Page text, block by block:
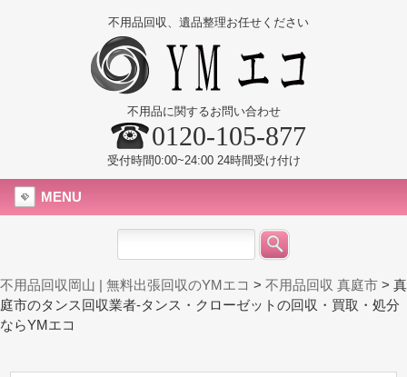
不用品回収、遺品整理お任せください
不用品に関するお問い合わせ
0120-105-877
受付時間0:00~24:00 24時間受け付け
MENU
不用品回収岡山 | 無料出張回収のYMエコ > 不用品回収 真庭市 > 真
庭市のタンス回収業者-タンス・クローゼットの回収・買取・処分
ならYMエコ